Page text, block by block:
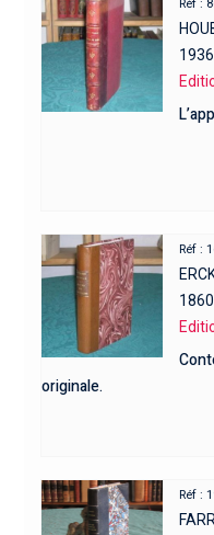
Réf :
1936
Réf :
1860
originale.
Réf :